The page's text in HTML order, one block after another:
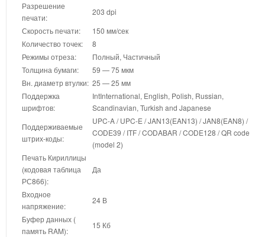
Разрешение
печати:
203 dpi
Скорость печати:
150 мм/сек
Количество точек:
8
Режимы отреза:
Полный, Частичный
Толщина бумаги:
59 — 75 мкм
Вн. диаметр втулки: 25 — 25 мм
Поддержка
шрифтов:
IntInternational, English, Polish, Russian,
Scandinavian, Turkish and Japanese
Поддерживаемые
штрих-коды:
UPC-A / UPC-E / JAN13(EAN13) / JAN8(EAN8) /
CODE39 / ITF / CODABAR / CODE128 / QR code
(model 2)
Печать Кириллицы
(кодовая таблица
РС866):
Да
Входное
напряжение:
24 В
Буфер данных (
память RAM):
15 Кб